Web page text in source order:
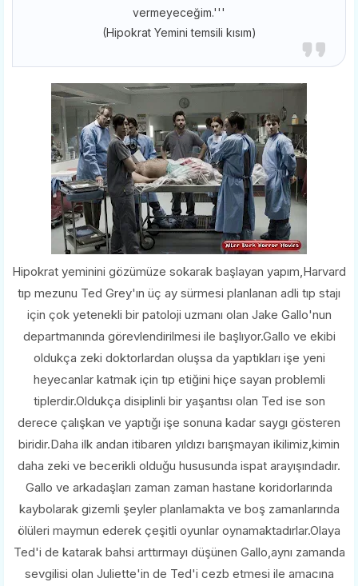
vermeyeceğim.'''
(Hipokrat Yemini temsili kısım)
Hipokrat yeminini gözümüze sokarak başlayan yapım,Harvard
tıp mezunu Ted Grey'ın üç ay sürmesi planlanan adli tıp stajı
için çok yetenekli bir patoloji uzmanı olan Jake Gallo'nun
departmanında görevlendirilmesi ile başlıyor.Gallo ve ekibi
oldukça zeki doktorlardan oluşsa da yaptıkları işe yeni
heyecanlar katmak için tıp etiğini hiçe sayan problemli
tiplerdir.Oldukça disiplinli bir yaşantısı olan Ted ise son
derece çalışkan ve yaptığı işe sonuna kadar saygı gösteren
biridir.Daha ilk andan itibaren yıldızı barışmayan ikilimiz,kimin
daha zeki ve becerikli olduğu hususunda ispat arayışındadır.
Gallo ve arkadaşları zaman zaman hastane koridorlarında
kaybolarak gizemli şeyler planlamakta ve boş zamanlarında
ölüleri maymun ederek çeşitli oyunlar oynamaktadırlar.Olaya
Ted'i de katarak bahsi arttırmayı düşünen Gallo,aynı zamanda
sevgilisi olan Juliette'in de Ted'i cezb etmesi ile amacına